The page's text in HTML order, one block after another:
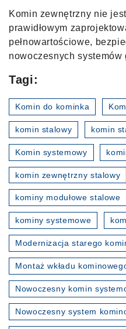
Komin zewnętrzny nie
prawidłowym
pełnowartościowe,
nowoczesnych systemów
Tagi:
Komin do kominka
komin stalowy komin
Komin systemowy
komin zewnętrzny stalowy
kominy modułowe stalowe
kominy systemowe
Modernizacja starego
Montaż wkładu
Nowoczesny komin
Nowoczesny system